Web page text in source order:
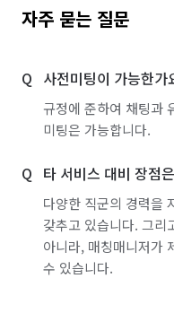
자주 묻는 질문
사전미팅이 가능한가
규정에 준하여 채팅과
미팅은 가능합니다.
타 서비스 대비 장점
다양한 직군의 경력을
갖추고 있습니다. 그리
아니라, 매칭매니저가
수 있습니다.